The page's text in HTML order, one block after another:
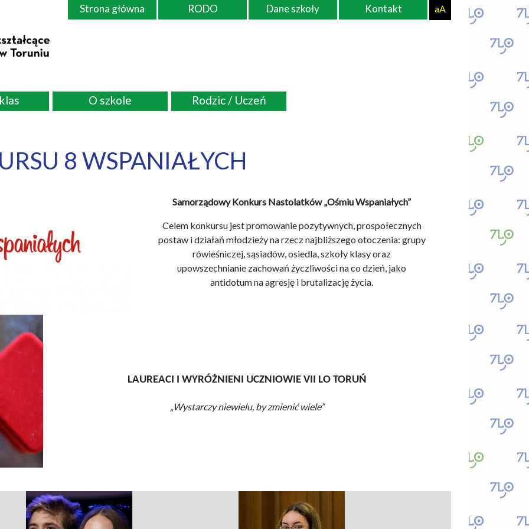
Strona główna RODO Dane szkoły Kontakt aA
O szkole Rodzic / Uczeń
8 WSPANIAŁYCH
Samorządowy Konkurs Nastolatków „Ośmiu Wspaniałych”
Celem konkursu jest promowanie pozytywnych, prospołecznych
postaw i działań młodzieży na rzecz najbliższego otoczenia: grupy
rówieśniczej, sąsiadów, osiedla, szkoły klasy oraz
upowszechnianie zachowań życzliwości na co dzień, jako
antidotum na agresję i brutalizację życia.
LAUREACI I WYRÓŻNIENI UCZNIOWIE VII LO TORUŃ
„Wystarczy niewielu, by zmienić wiele”